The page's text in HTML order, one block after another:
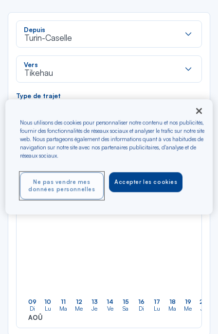
Depuis
Turin-Caselle
Vers
Tikehau
Type de trajet
Filtrer Vider
Précédent
N/A*
Aller / Retour — Économique
09
Di
AOÛ
10
Lu
11
Ma
12
Me
13
Je
14
Ve
15
Sa
16
Di
17
Lu
18
Ma
19
Me
20
Je
Nous utilisons des cookies pour personnaliser notre contenu et nos publicités,
fournir des fonctionnalités de réseaux sociaux et analyser le trafic sur notre site
web. Nous partageons également des informations quant à vos habitudes de
navigation sur notre site avec nos partenaires publicitaires, d'analyse et de
réseaux sociaux.
Accepter les cookies
Ne pas vendre mes
données personnelles